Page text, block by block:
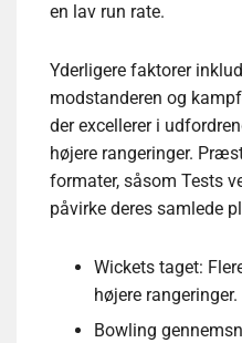
en lav run rate.
Yderligere faktorer
modstanderen og
der excellerer i
højere rangeringer.
formater, såsom Tests
påvirke deres samlede
Wickets taget:
højere rangeringer.
Bowling